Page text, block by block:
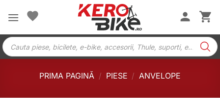
Products
search
PRIMA PAGINĂ / PIESE / ANVELOPE